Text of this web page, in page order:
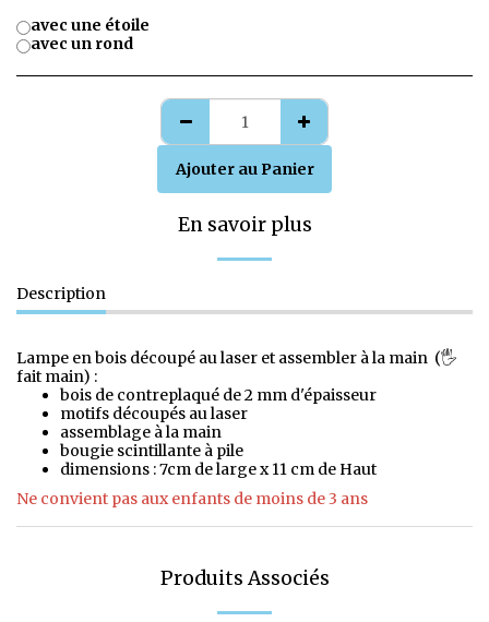
avec une étoile
avec un rond
Ajouter au Panier
En savoir plus
Description
Lampe en bois découpé au laser et assembler à la main (🖐️
fait main) :
bois de contreplaqué de 2 mm d'épaisseur
motifs découpés au laser
assemblage à la main
bougie scintillante à pile
dimensions : 7cm de large x 11 cm de Haut
Ne convient pas aux enfants de moins de 3 ans
Produits Associés